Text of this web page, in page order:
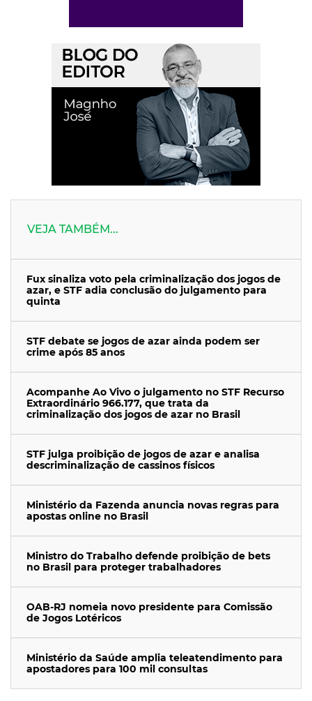
VEJA TAMBÉM...
Fux sinaliza voto pela criminalização dos jogos de
azar, e STF adia conclusão do julgamento para
quinta
STF debate se jogos de azar ainda podem ser
crime após 85 anos
Acompanhe Ao Vivo o julgamento no STF Recurso
Extraordinário 966.177, que trata da
criminalização dos jogos de azar no Brasil
STF julga proibição de jogos de azar e analisa
descriminalização de cassinos físicos
Ministério da Fazenda anuncia novas regras para
apostas online no Brasil
Ministro do Trabalho defende proibição de bets
no Brasil para proteger trabalhadores
OAB-RJ nomeia novo presidente para Comissão
de Jogos Lotéricos
Ministério da Saúde amplia teleatendimento para
apostadores para 100 mil consultas